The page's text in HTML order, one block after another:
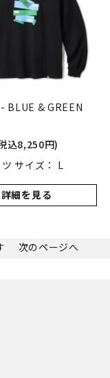
BLUE & GREEN
込8,250円)
サイズ： L
詳細を見る
次のページへ